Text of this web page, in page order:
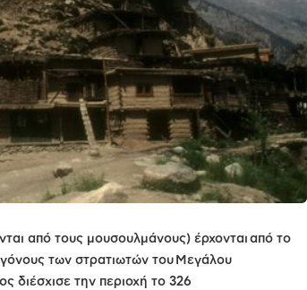
από τους μουσουλμάνους) έρχονται από το
των στρατιωτών του Μεγάλου
διέσχισε την περιοχή το 326